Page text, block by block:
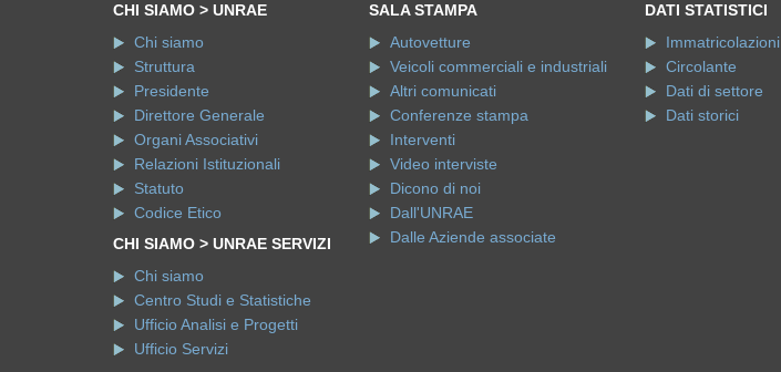
CHI SIAMO > UNRAE
Chi siamo
Struttura
Presidente
Direttore Generale
Organi Associativi
Relazioni Istituzionali
Statuto
Codice Etico
CHI SIAMO > UNRAE SERVIZI
Chi siamo
Centro Studi e Statistiche
Ufficio Analisi e Progetti
Ufficio Servizi
SALA STAMPA
Autovetture
Veicoli commerciali e industriali
Altri comunicati
Conferenze stampa
Interventi
Video interviste
Dicono di noi
Dall'UNRAE
Dalle Aziende associate
DATI STATISTICI
Immatricolazioni
Circolante
Dati di settore
Dati storici